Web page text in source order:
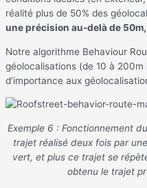
réalité plus de 50% des
une précision au-delà de
Notre algorithme Behaviour
géolocalisations (de 10 à
d’importance aux
Exemple 6 : Fonctionnement
trajet réalisé deux fois par
vert, et plus ce trajet se
obtenu le trajet